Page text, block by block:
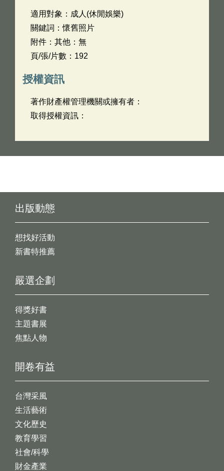
適用對象：成人(休閒娛樂)
關鍵詞：懷舊照片
附件：其他：無
頁/張/片數：192
授權資訊
著作財產權管理機關或擁有者：
取得授權資訊：
出版動態
想找好活動
新書特推薦
開卷有益
台灣采風
生活藝術
文化歷史
教育學習
社會/科學
財金產業
嚴選企劃
得獎好書
主題書展
焦點人物